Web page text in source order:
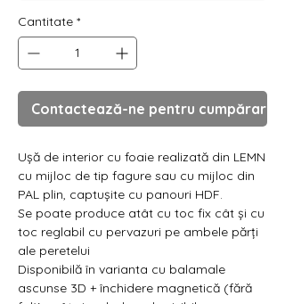
Cantitate *
Contactează-ne pentru cumpărare
Ușă de interior cu foaie realizată din LEMN
cu mijloc de tip fagure sau cu mijloc din
PAL plin, captușite cu panouri HDF.
Se poate produce atât cu toc fix cât și cu
toc reglabil cu pervazuri pe ambele părți
ale peretelui
Disponibilă în varianta cu balamale
ascunse 3D + închidere magnetică (fără